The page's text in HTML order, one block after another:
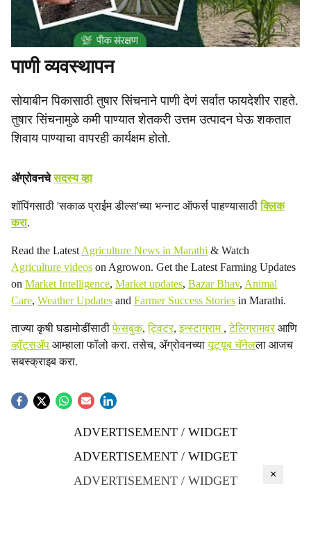
पाणी व्यवस्थापन
सोयाबीन पिकासाठी तुषार सिंचनाने पाणी देणं सर्वात फायदेशीर राहते.
तुषार सिंचनामुळे कमी पाण्यात शेतकरी उत्तम उत्पादन घेऊ शकतात
शिवाय पाण्याचा वापरही कार्यक्षम होतो.
ॲग्रोवनचेसदस्य व्हा
शॉपिंगसाठी 'सकाळ प्राईम डील्स'च्या भन्नाट ऑफर्स पाहण्यासाठीक्लिक
करा.
Read the Latest Agriculture News in Marathi & Watch
Agriculture videos on Agrowon. Get the Latest Farming Updates
on Market Intelligence, Market updates, Bazar Bhav, Animal
Care, Weather Updates and Farmer Success Stories in Marathi.
ताज्या कृषी घडामोडींसाठीफेसबुक,ट्विटर,इन्स्टाग्राम ,टेलिग्रामवरआणि
व्हॉट्सॲप आम्हाला फॉलो करा. तसेच, ॲग्रोवनच्यायूट्यूब चॅनेलला आजच
सबस्क्राइब करा.
ADVERTISEMENT / WIDGET
ADVERTISEMENT / WIDGET
ADVERTISEMENT / WIDGET
×